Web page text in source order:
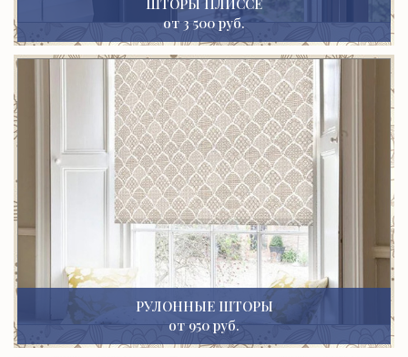
от 3 500 руб.
РУЛОННЫЕ ШТОРЫ
от 950 руб.